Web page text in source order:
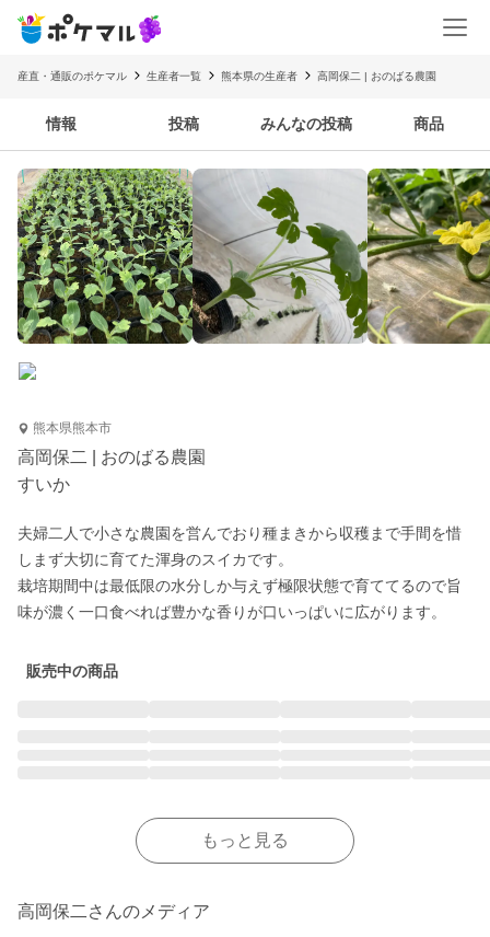
産直・通販のポケマル 生産者一覧 熊本県の生産者 高岡保二 | おのばる農園
情報 投稿 みんなの投稿 商品
熊本県熊本市
高岡保二 | おのばる農園
すいか
夫婦二人で小さな農園を営んでおり種まきから収穫まで手間を惜
しまず大切に育てた渾身のスイカです。
栽培期間中は最低限の水分しか与えず極限状態で育ててるので旨
味が濃く一口食べれば豊かな香りが口いっぱいに広がります。
販売中の商品
もっと見る
高岡保二さんのメディア